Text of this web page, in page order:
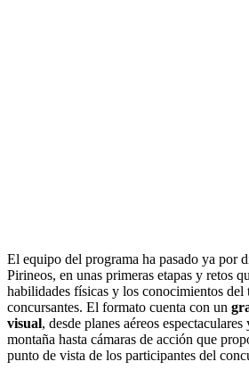
El equipo del programa ha pasado ya por
Pirineos, en unas primeras etapas y retos
habilidades físicas y los conocimientos del
concursantes. El formato cuenta con un
visual, desde planes aéreos
montaña hasta cámaras de acción que
punto de vista de los participantes del